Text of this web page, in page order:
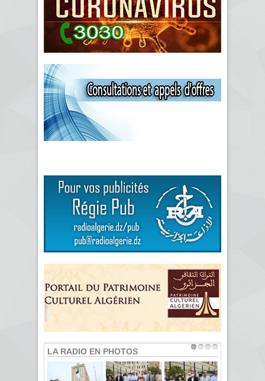
LA RADIO EN PHOTOS